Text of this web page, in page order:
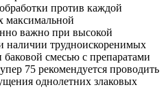
против каждой
максимальной
важно при высокой
наличии трудноискоренимых
смесью с препаратами
75 рекомендуется проводить
однолетних злаковых